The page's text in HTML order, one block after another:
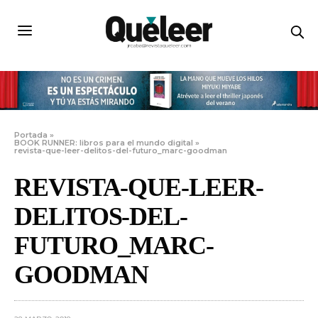
Portada »
BOOK RUNNER: libros para el mundo digital »
revista-que-leer-delitos-del-futuro_marc-goodman
REVISTA-QUE-LEER-
DELITOS-DEL-
FUTURO_MARC-
GOODMAN